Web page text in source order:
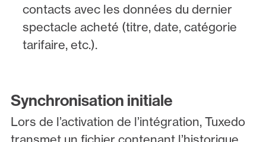
contacts avec les données du dernier
spectacle acheté (titre, date, catégorie
tarifaire, etc.).
Synchronisation initiale
Lors de l’activation de l’intégration, Tuxedo